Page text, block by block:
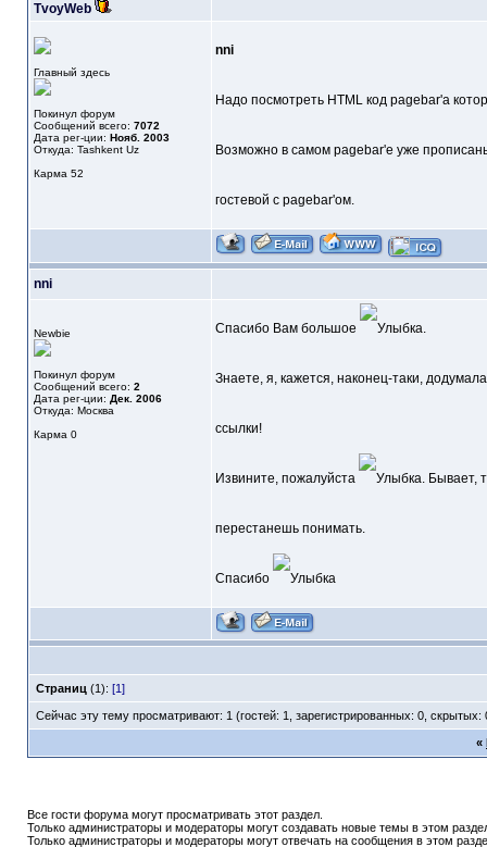
TvoyWeb
Главный здесь
Покинул форум
Сообщений всего: 7072
Дата рег-ции: Нояб. 2003
Откуда: Tashkent Uz
Карма 52
nni
Надо посмотреть HTML код pagebar'a
Возможно в самом pagebar'е уже
гостевой с pagebar'ом.
nni
Newbie
Покинул форум
Сообщений всего: 2
Дата рег-ции: Дек. 2006
Откуда: Москва
Карма 0
Спасибо Вам большое .
Знаете, я, кажется, наконец-таки,
ссылки!
Извините, пожалуйста . Бывает,
перестанешь понимать.
Спасибо
Страниц (1): [1]
Сейчас эту тему просматривают: 1 (гостей: 1, зарегистрированных: 0, скрытых:
«
Все гости форума могут просматривать этот раздел.
Только администраторы и модераторы могут создавать новые темы в этом
Только администраторы и модераторы могут отвечать на сообщения в этом